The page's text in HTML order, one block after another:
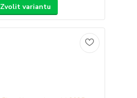
Zvolit variantu